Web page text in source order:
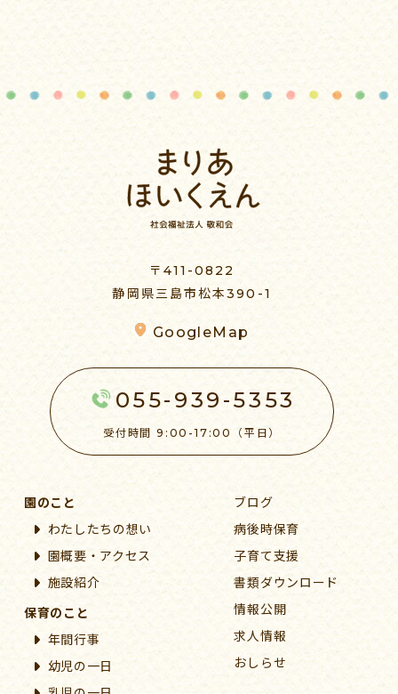
〒411-0822
静岡県三島市松本390-1
GoogleMap
055-939-5353
受付時間 9:00-17:00（平日）
園のこと
わたしたちの想い
園概要・アクセス
施設紹介
保育のこと
年間行事
幼児の一日
ブログ
病後時保育
子育て支援
書類ダウンロード
情報公開
求人情報
おしらせ